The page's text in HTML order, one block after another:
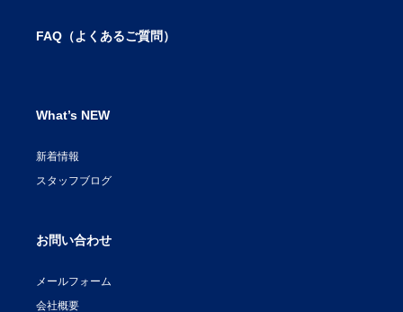
FAQ（よくあるご質問）
What’s NEW
新着情報
スタッフブログ
お問い合わせ
メールフォーム
会社概要